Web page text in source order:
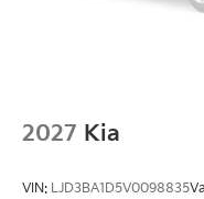
2027 Kia
VIN: LJD3BA1D5V0098835